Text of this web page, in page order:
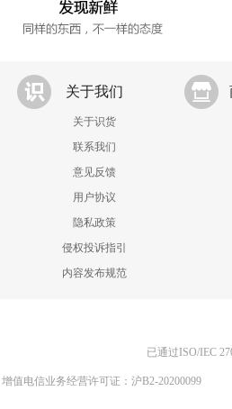
关于我们
关于识货
联系我们
意见反馈
用户协议
隐私政策
侵权投诉指引
内容发布规范
已通过ISO/IEC
增值电信业务经营许可证：沪B2-20200099